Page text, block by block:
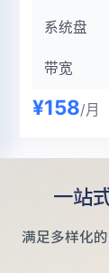
系统盘
带宽
¥158/月
一站
满足多样化